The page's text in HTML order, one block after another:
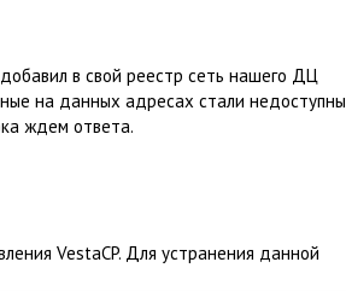
в свой реестр сеть нашего ДЦ
на данных адресах стали недоступны
ждем ответа.
VestaCP. Для устранения данной